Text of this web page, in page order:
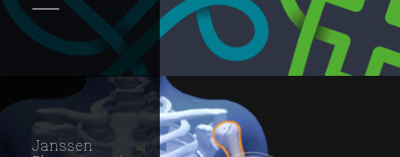
Janssen